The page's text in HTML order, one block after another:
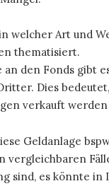
welcher Art und
thematisiert.
an den Fonds gibt
Dies
verkauft
Geldanlage
vergleichbaren
sind, es könnte